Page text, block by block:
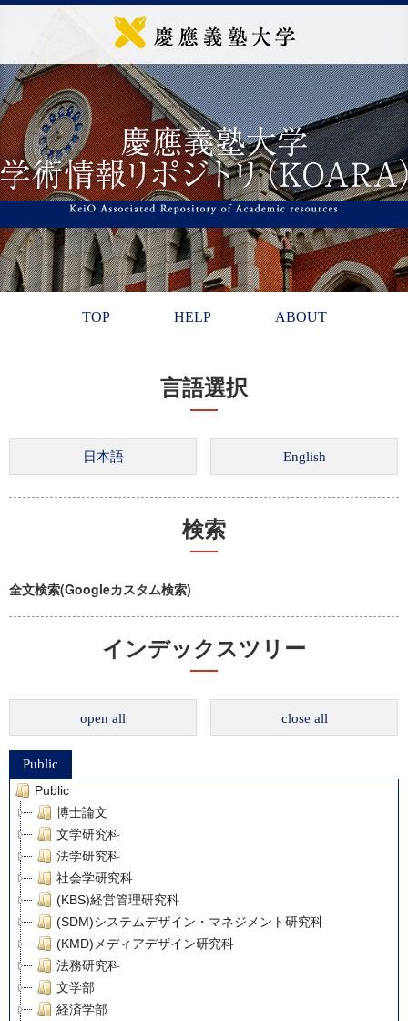
TOP HELP ABOUT
言語選択
検索
全文検索(Googleカスタム検索)
インデックスツリー
open all close all
Public
Public
博士論文
文学研究科
法学研究科
社会学研究科
(KBS)経営管理研究科
(SDM)システムデザイン・マネジメント研究科
(KMD)メディアデザイン研究科
法務研究科
文学部
経済学部